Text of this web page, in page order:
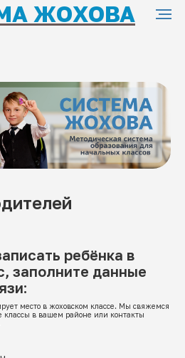
ЖОХОВА
ребёнка в
заполните данные
место в жоховском классе. Мы свяжемся
в вашем районе или контакты